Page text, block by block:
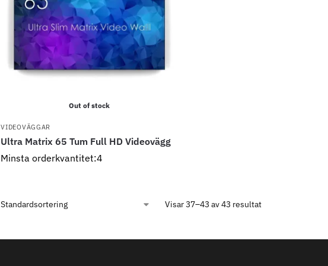
Out of stock
VIDEOVÄGGAR
Ultra Matrix 65 Tum Full HD Videovägg
Minsta orderkvantitet:4
Visar 37–43 av 43 resultat